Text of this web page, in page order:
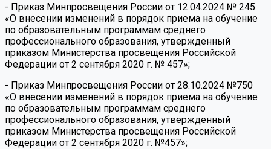
- Приказ Минпросвещения России от 12.04.2024 № 245
«О внесении изменений в порядок приема на обучение
по образовательным программам среднего
профессионального образования, утвержденный
приказом Министерства просвещения Российской
Федерации от 2 сентября 2020 г. № 457»;
- Приказ Минпросвещения России от 28.10.2024 №750
«О внесении изменений в порядок приема на обучение
по образовательным программам среднего
профессионального образования, утвержденный
приказом Министерства просвещения Российской
Федерации от 2 сентября 2020 г. №457»;